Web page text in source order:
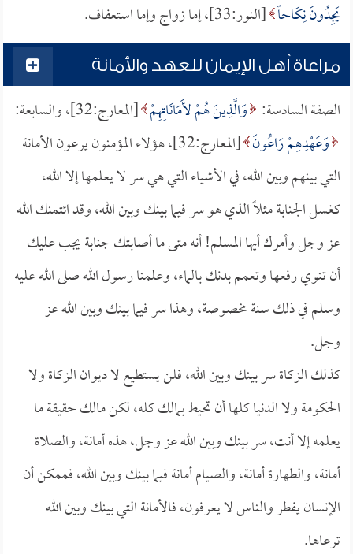
يَجِدُونَ نِكَاحاً [النور:33]، إما زواج وإما استعفاف.
مراعاة أهل الإيمان للعهد والأمانة
الصفة السادسة: وَالَّذِينَ هُمْ لأَمَانَاتِهِمْ [المعارج:32]، والسابعة:
وَعَهْدِهِمْ رَاعُونَ
[المعارج:32]، هؤلاء المؤمنون يرعون الأمانة
التي بينهم وبين الله، في الأشياء التي هي سر لا يعلمها إلا الله،
كغسل الجنابة مثلاً الذي هو سر فيما بينك وبين الله، وقد ائتمنك الله
عز وجل وأمرك أيها المسلم! أنه متى ما أصابتك جنابة يجب عليك
أن تنوي رفعها وتعمم بدنك بالماء، وعلمنا رسول الله صلى الله عليه
وسلم في ذلك سنة مخصوصة، وهذا سر فيما بينك وبين الله عز
وجل.
كذلك الزكاة سر بينك وبين الله، فلن يستطيع لا ديوان الزكاة ولا
الحكومة ولا الدنيا كلها أن تحيط بمالك كله، لكن مالك حقيقة ما
يعلمه إلا أنت، سر بينك وبين الله عز وجل، هذه أمانة، والصلاة
أمانة، والطهارة أمانة، والصيام أمانة فيما بينك وبين الله، فممكن أن
الإنسان يفطر والناس لا يعرفون، فالأمانة التي بينك وبين الله
ترعاها.